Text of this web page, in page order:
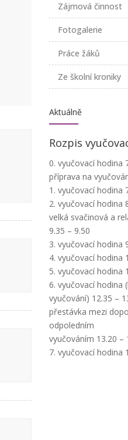
Zájmová činnost
Fotogalerie
Práce žáků
Ze školní kroniky
Aktuálně
Rozpis
0. vyučovací hodina
příprava na
1. vyučovací hodina
2. vyučovací hodina
velká svačinová a
9.35 – 9.50
3. vyučovací hodina
4. vyučovací hodina
5. vyučovací hodina
6. vyučovací hodina
vyučování) 12.35 –
přestávka mezi
odpoledním
vyučováním 13.20 –
7. vyučovací hodina